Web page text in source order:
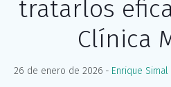
tratarlos
Clínica
26 de enero de 2026 Enrique Simal